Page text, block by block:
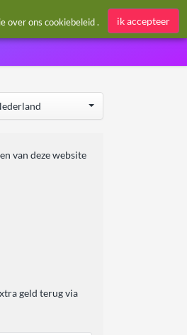
/ Register
van deze website
geld terug via
over ons cookiebeleid. ik accepteer